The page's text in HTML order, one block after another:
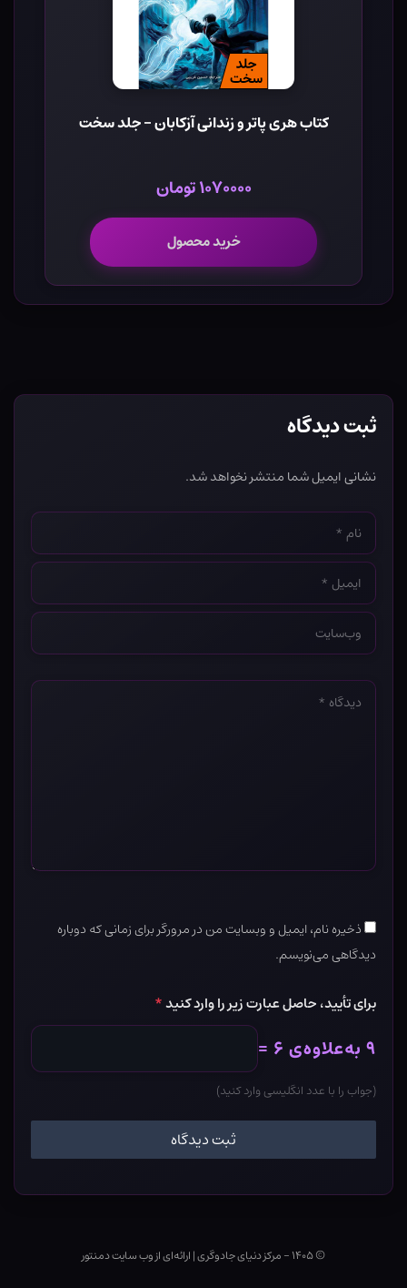
کتاب هری پاتر و زندانی آزکابان - جلد سخت
۱۰۷۰۰۰۰ تومان
خرید محصول
ثبت دیدگاه
نشانی ایمیل شما منتشر نخواهد شد.
نام
*
ایمیل
*
وب‌سایت
*
دیدگاه
ذخیره نام، ایمیل و وبسایت من در مرورگر برای زمانی که دوباره
دیدگاهی می‌نویسم.
برای تأیید، حاصل عبارت زیر را وارد کنید*
۹ به‌علاوه‌ی ۶ =
(جواب را با عدد انگلیسی وارد کنید)
© ۱۴۰۵ - مرکز دنیای جادوگری |ارائه‌ای از وب ‌سایت دمنتور